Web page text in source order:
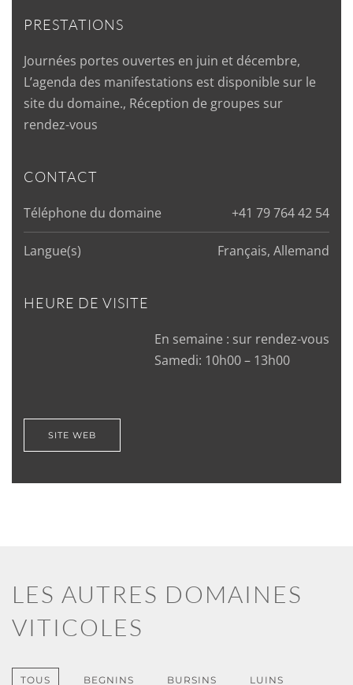
PRESTATIONS
Journées portes ouvertes en juin et décembre,
L’agenda des manifestations est disponible sur le
site du domaine., Réception de groupes sur
rendez-vous
CONTACT
Téléphone du domaine +41 79 764 42 54
Langue(s) Français, Allemand
HEURE DE VISITE
En semaine : sur rendez-vous
Samedi: 10h00 – 13h00
SITE WEB
LES AUTRES DOMAINES
VITICOLES
TOUS BEGNINS BURSINS LUINS